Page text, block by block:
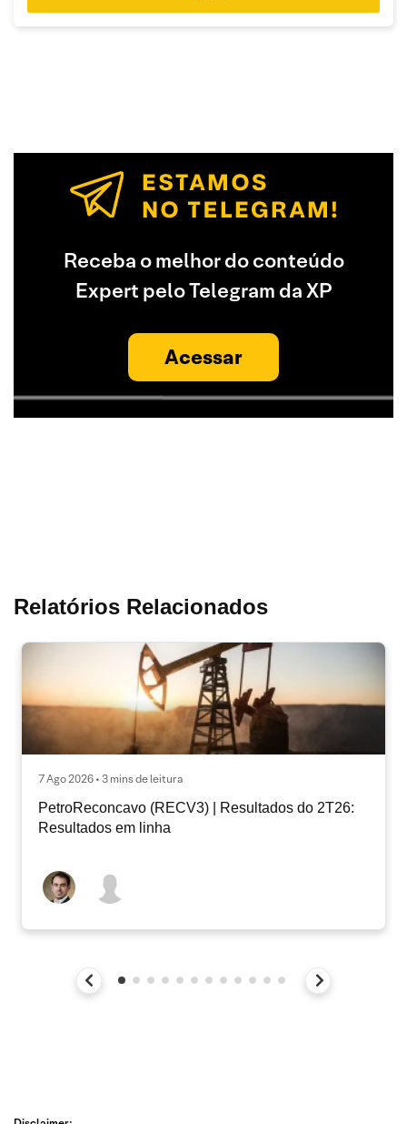
Receba o melhor do conteúdo
Expert pelo Telegram da XP
Acessar
Relatórios Relacionados
7 Ago 2026 • 3 mins de leitura
PetroReconcavo (RECV3) | Resultados do 2T26:
Resultados em linha